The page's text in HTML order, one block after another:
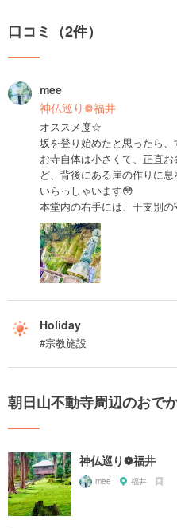
口コミ（2件）
mee
神仏巡り❁福井
オススメ度☆
坂を登り始めたと思ったら、
お寺自体は小さくて、正直
ど、背後にある崖の作りに
いらっしゃいます😳
本堂内の右手には、干支別の
Holiday
#宗教施設
朝日山不動寺周辺のおで
神仏巡り❁福井
mee 福井